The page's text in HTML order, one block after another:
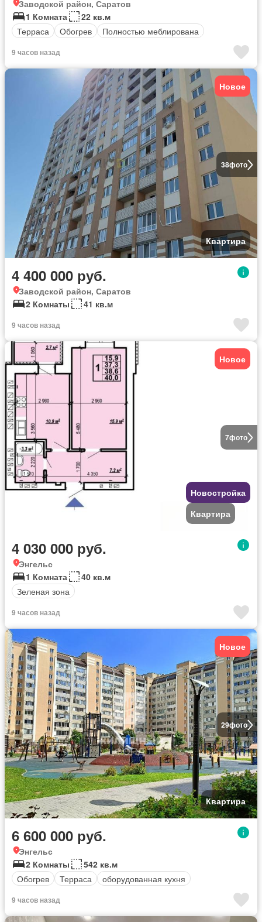
Заводской район, Саратов
1 Комната
22 кв.м
Терраса
Обогрев Полностью меблирована
9 часов назад
38фото
Новое
Квартира
4 400 000 руб.
Заводской район, Саратов
2 Комнаты
41 кв.м
9 часов назад
7фото
Новое
Новостройка
Квартира
4 030 000 руб.
Энгельс
1 Комната
40 кв.м
Зеленая зона
9 часов назад
29фото
Новое
Квартира
6 600 000 руб.
Энгельс
2 Комнаты
542 кв.м
Обогрев
Терраса оборудованная кухня
9 часов назад